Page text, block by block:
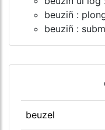
beuziñ :
beuziñ :
beuzel